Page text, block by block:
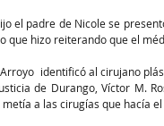
el padre de Nicole se
que hizo reiterando que el
identificó al cirujano
de Durango, Víctor M.
metía a las cirugías que hacía